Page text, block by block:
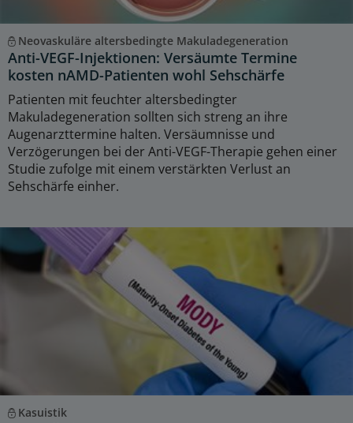
Neovaskuläre altersbedingte Makuladegeneration
Anti-VEGF-Injektionen: Versäumte Termine
kosten nAMD-Patienten wohl Sehschärfe
Patienten mit feuchter altersbedingter
Makuladegeneration sollten sich streng an ihre
Augenarzttermine halten. Versäumnisse und
Verzögerungen bei der Anti-VEGF-Therapie gehen einer
Studie zufolge mit einem verstärkten Verlust an
Sehschärfe einher.
Kasuistik